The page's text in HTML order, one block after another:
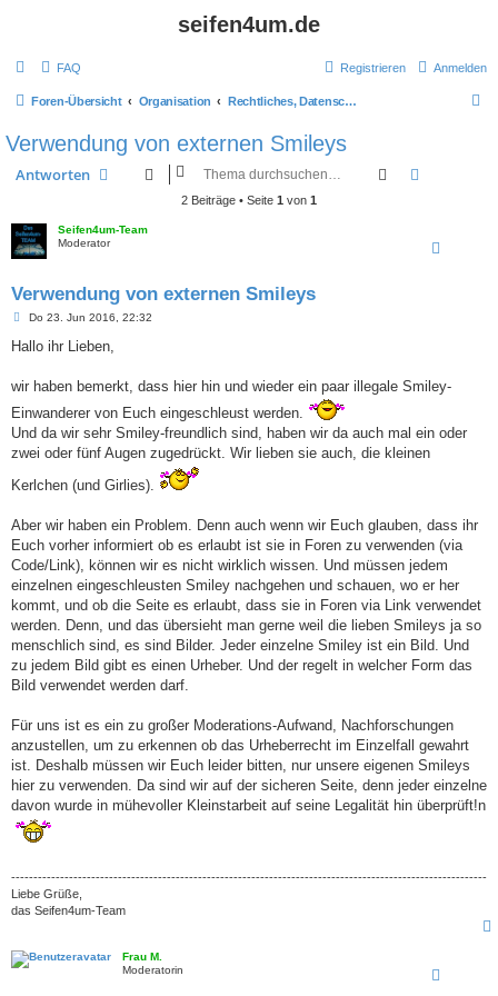
seifen4um.de
FAQ Anmelden
Registrieren
Foren-Übersicht Organisation Rechtliches, Datenschutz und Regeln (WICHTIG - bitte durchlesen!)
Verwendung von externen Smileys
Antworten Suche
2 Beiträge • Seite 1 von 1
Seifen4um-Team
Moderator
Verwendung von externen Smileys
B
i
a
Do 23. Jun 2016, 22:32
Hallo ihr Lieben,
wir haben bemerkt, dass hier hin und wieder ein paar illegale Smiley-
Einwanderer von Euch eingeschleust werden.
Und da wir sehr Smiley-freundlich sind, haben wir da auch mal ein oder
zwei oder fünf Augen zugedrückt. Wir lieben sie auch, die kleinen
Kerlchen (und Girlies).
Aber wir haben ein Problem. Denn auch wenn wir Euch glauben, dass ihr
Euch vorher informiert ob es erlaubt ist sie in Foren zu verwenden (via
Code/Link), können wir es nicht wirklich wissen. Und müssen jedem
einzelnen eingeschleusten Smiley nachgehen und schauen, wo er her
kommt, und ob die Seite es erlaubt, dass sie in Foren via Link verwendet
werden. Denn, und das übersieht man gerne weil die lieben Smileys ja so
menschlich sind, es sind Bilder. Jeder einzelne Smiley ist ein Bild. Und
zu jedem Bild gibt es einen Urheber. Und der regelt in welcher Form das
Bild verwendet werden darf.
Für uns ist es ein zu großer Moderations-Aufwand, Nachforschungen
anzustellen, um zu erkennen ob das Urheberrecht im Einzelfall gewahrt
ist. Deshalb müssen wir Euch leider bitten, nur unsere eigenen Smileys
hier zu verwenden. Da sind wir auf der sicheren Seite, denn jeder einzelne
davon wurde in mühevoller Kleinstarbeit auf seine Legalität hin überprüft!n
-----------------------------------------------------------------------------------------------------------
Liebe Grüße,
das Seifen4um-Team
Frau M.
Moderatorin